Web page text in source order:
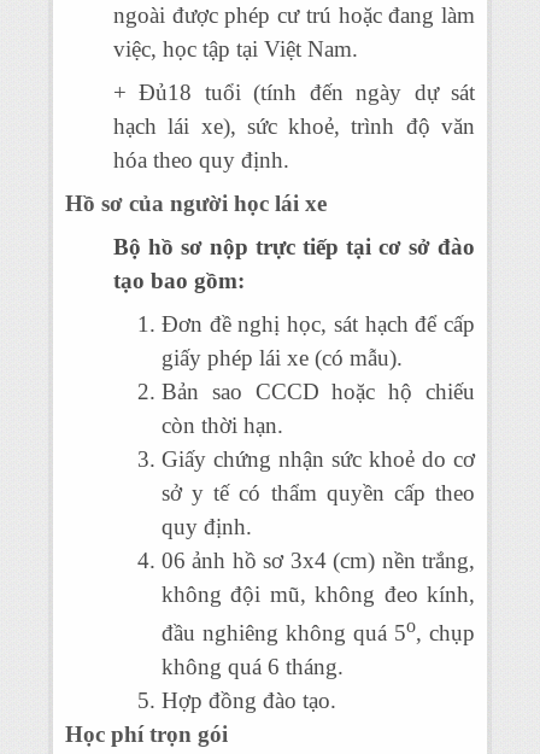
ngoài được phép cư trú hoặc đang làm
việc, học tập tại Việt Nam.
+ Đủ18 tuổi (tính đến ngày dự sát
hạch lái xe), sức khoẻ, trình độ văn
hóa theo quy định.
Hồ sơ của người học lái xe
Bộ hồ sơ nộp trực tiếp tại cơ sở đào
tạo bao gồm:
Đơn đề nghị học, sát hạch để cấp
giấy phép lái xe (có mẫu).
Bản sao CCCD hoặc hộ chiếu
còn thời hạn.
Giấy chứng nhận sức khoẻ do cơ
sở y tế có thẩm quyền cấp theo
quy định.
06 ảnh hồ sơ 3x4 (cm) nền trắng,
không đội mũ, không đeo kính,
đầu nghiêng không quá 5o, chụp
không quá 6 tháng.
Hợp đồng đào tạo.
Học phí trọn gói